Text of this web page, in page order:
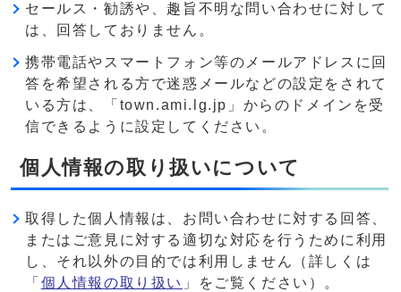
セールス・勧誘や、趣旨不明な問い合わせに対して
は、回答しておりません。
携帯電話やスマートフォン等のメールアドレスに回
答を希望される方で迷惑メールなどの設定をされて
いる方は、「town.ami.lg.jp」からのドメインを受
信できるように設定してください。
個人情報の取り扱いについて
取得した個人情報は、お問い合わせに対する回答、
またはご意見に対する適切な対応を行うために利用
し、それ以外の目的では利用しません（詳しくは
「 個人情報の取り扱い 」をご覧ください）。